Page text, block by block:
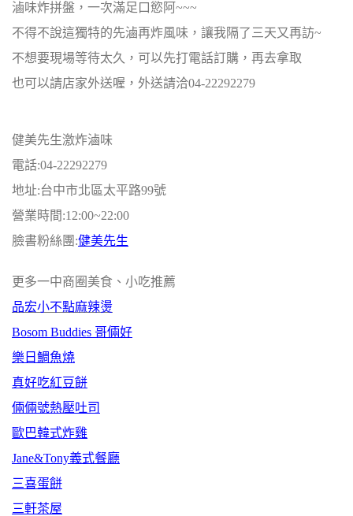
滷味炸拼盤，一次滿足口慾阿~~~
不得不說這獨特的先滷再炸風味，讓我隔了三天又再訪~
不想要現場等待太久，可以先打電話訂購，再去拿取
也可以請店家外送喔，外送請洽04-22292279
健美先生激炸滷味
電話:04-22292279
地址:台中市北區太平路99號
營業時間:12:00~22:00
臉書粉絲團:健美先生
更多一中商圈美食、小吃推薦
品宏小不點麻辣燙
Bosom Buddies 哥倆好
樂日鯛魚燒
真好吃紅豆餅
倆倆號熱壓吐司
歐巴韓式炸雞
Jane&Tony義式餐廳
三喜蛋餅
三軒茶屋